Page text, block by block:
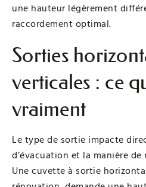
une hauteur légèrement
raccordement optimal.
Sorties
verticales : ce
vraiment
Le type de sortie impacte
d’évacuation et la manière
Une cuvette à sortie